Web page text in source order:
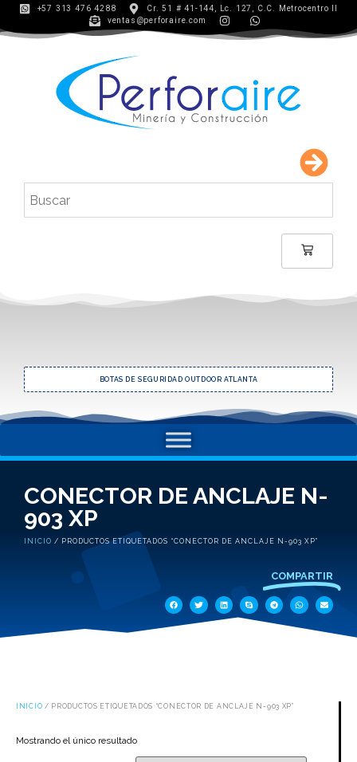
+57 313 476 4288
Cr. 51 # 41-144, Lc. 127, C.C. Metrocentro II
ventas@perforaire.com
BOTAS DE SEGURIDAD OUTDOOR ATLANTA
CONECTOR DE ANCLAJE N-
903 XP
INICIO / PRODUCTOS ETIQUETADOS “CONECTOR DE ANCLAJE N-903 XP”
COMPARTIR
INICIO / PRODUCTOS ETIQUETADOS “CONECTOR DE ANCLAJE N-903 XP”
Mostrando el único resultado